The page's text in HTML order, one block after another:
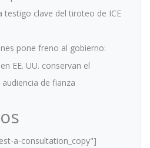
testigo clave del tiroteo de ICE
pone freno al gobierno:
EE. UU. conservan el
de fianza
a-consultation_copy"]